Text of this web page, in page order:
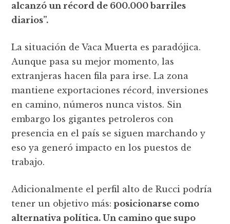
alcanzó un récord de 600.000 barriles
diarios”.
La situación de Vaca Muerta es paradójica.
Aunque pasa su mejor momento, las
extranjeras hacen fila para irse. La zona
mantiene exportaciones récord, inversiones
en camino, números nunca vistos. Sin
embargo los gigantes petroleros con
presencia en el país se siguen marchando y
eso ya generó impacto en los puestos de
trabajo.
Adicionalmente el perfil alto de Rucci podría
tener un objetivo más: posicionarse como
alternativa política. Un camino que supo